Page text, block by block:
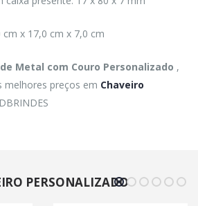
cm x 17,0 cm x 7,0 cm
Metal com Couro Personalizado ,
melhores preços em Chaveiro
PERSONALIZADO